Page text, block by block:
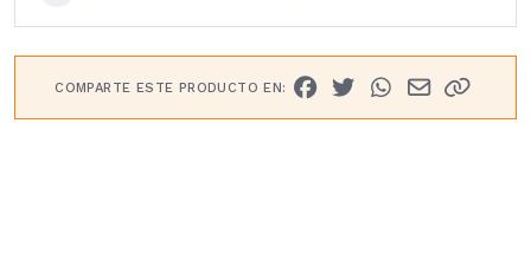
COMPARTE ESTE PRODUCTO EN: